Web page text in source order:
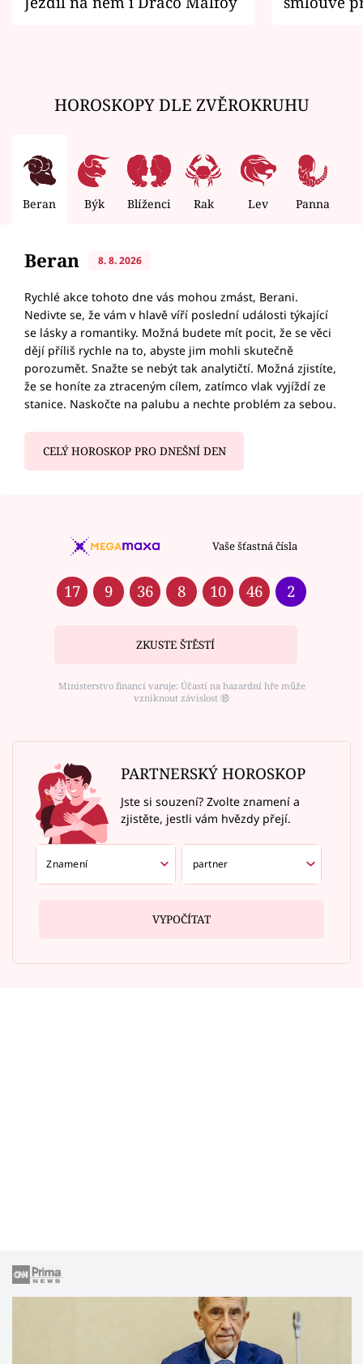
HOROSKOPY DLE ZVĚROKRUHU
Beran Býk Blíženci Rak Lev Panna
Beran 8. 8. 2026
Rychlé akce tohoto dne vás mohou zmást, Berani.
Nedivte se, že vám v hlavě víří poslední události týkající
se lásky a romantiky. Možná budete mít pocit, že se věci
dějí příliš rychle na to, abyste jim mohli skutečně
porozumět. Snažte se nebýt tak analytičtí. Možná zjistíte,
že se honíte za ztraceným cílem, zatímco vlak vyjíždí ze
stanice. Naskočte na palubu a nechte problém za sebou.
CELÝ HOROSKOP PRO DNEŠNÍ DEN
Vaše šťastná čísla
17 9 36 8 10 46 2
ZKUSTE ŠTĚSTÍ
Ministerstvo financí varuje: Účastí na hazardní hře může
vzniknout závislost ⑱
PARTNERSKÝ HOROSKOP
Jste si souzení? Zvolte znamení a
zjistěte, jestli vám hvězdy přejí.
VYPOČÍTAT